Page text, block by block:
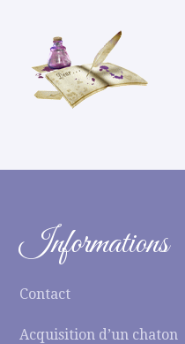
Informations
Contact
Acquisition d’un chaton